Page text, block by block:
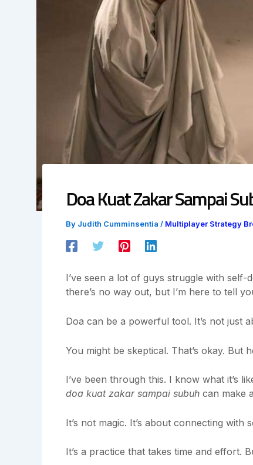
Doa Kuat Zakar Sampai
By Judith Cumminsentia / Multiplayer Strategy
I’ve seen a lot of guys struggle with
there’s no way out, but I’m here to tell
Doa can be a powerful tool. It’s not just
You might be skeptical. That’s okay. But
I’ve been through this. I know what it’s
doa kuat zakar sampai subuh can make
It’s not magic. It’s about connecting with
It’s a practice that takes time and effort.